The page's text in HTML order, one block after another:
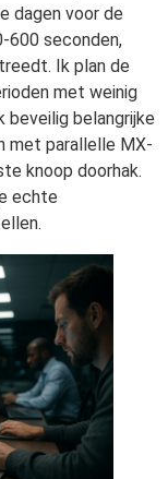
dagen voor de
600 seconden,
Ik plan de
met weinig
beveilig belangrijke
met parallelle MX-
knoop doorhak.
echte